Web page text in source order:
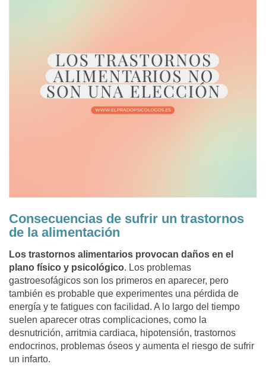
Consecuencias de sufrir un trastornos
de la alimentación
Los trastornos alimentarios provocan daños en el
plano físico y psicológico. Los problemas
gastroesofágicos son los primeros en aparecer, pero
también es probable que experimentes una pérdida de
energía y te fatigues con facilidad. A lo largo del tiempo
suelen aparecer otras complicaciones, como la
desnutrición, arritmia cardiaca, hipotensión, trastornos
endocrinos, problemas óseos y aumenta el riesgo de sufrir
un infarto.